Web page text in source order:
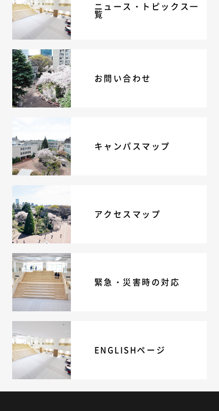
入試要項
志願者速報
合格者発表
学校説明会
入試結果
入学金・学費等一覧
入試問題
学校案内
公開行事の紹介
INFORMATION
総合案内
お問い合わせ
キャンパスマップ
アクセスマップ
緊急・災害時の対応
ご支援をお考えの方へ
いじめ防止対策
ENGLISHページ
個人情報保護への取り組み
採用情報
地の塩、世の光（スクールモットー）
ニュース・トピックス一
覧
お問い合わせ
キャンパスマップ
アクセスマップ
緊急・災害時の対応
ENGLISHページ